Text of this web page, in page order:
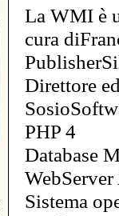
La WMI è
cura
Direttore
PHP 4
Database
WebServer
Sistema